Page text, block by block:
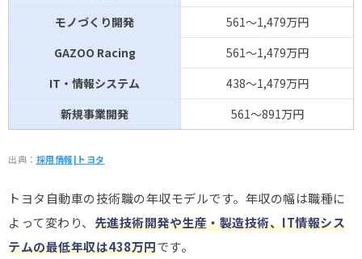
モノづくり開発
561～1,479万円
GAZOO Racing
561～1,479万円
IT・情報システム
438～1,479万円
新規事業開発
561～891万円
出典： 採用情報|トヨタ
トヨタ自動車の技術職の年収モデルです。年収の幅は職種に
よって変わり、 先進技術開発や生産・製造技術、IT情報シス
テムの最低年収は438万円です。